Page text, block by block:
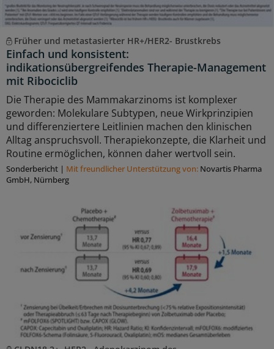
Früher und metastasierter HR+/HER2- Brustkrebs
Einfach und konsistent:
indikationsübergreifendes Therapie-Management
mit Ribociclib
Die Therapie des Mammakarzinoms ist komplexer
geworden: Molekulare Subtypen, neue Wirkprinzipien
und differenziertere Leitlinien machen den klinischen
Alltag anspruchsvoll. Therapiekonzepte, die Klarheit und
Routine ermöglichen, können daher wertvoll sein.
Sonderbericht | Mit freundlicher Unterstützung von: Novartis Pharma
GmbH, Nürnberg